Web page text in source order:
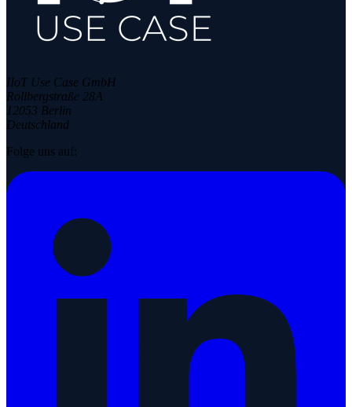
IIoT Use Case GmbH
Rollbergstraße 28A
12053 Berlin
Deutschland
Folge uns auf: